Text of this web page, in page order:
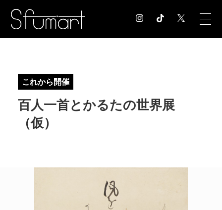
COLUMN
EXHIBITION 展覧会情報
CONTACT
これから開催
百人一首とかるたの世界展
（仮）